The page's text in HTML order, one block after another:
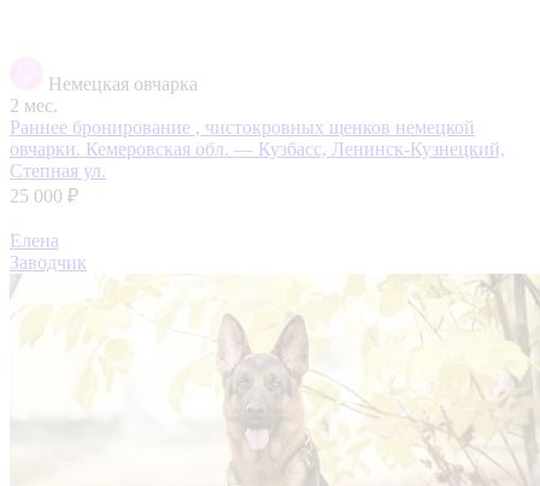
Немецкая овчарка
2 мес.
Раннее бронирование , чистокровных щенков немецкой
овчарки. Кемеровская обл. — Кузбасс, Ленинск-Кузнецкий,
Степная ул.
25 000 ₽
Елена
Заводчик